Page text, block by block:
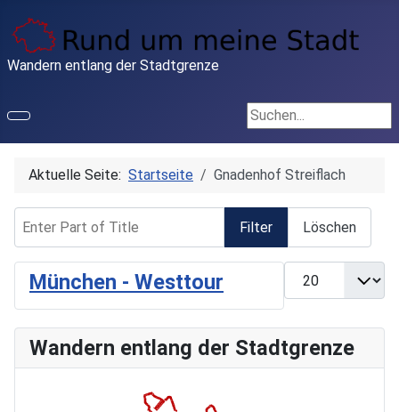
Wandern entlang der Stadtgrenze
Suchen...
Aktuelle Seite: Startseite Gnadenhof Streiflach
Enter Part of Title
Filter Löschen
Anzeige #
München - Westtour
Wandern entlang der Stadtgrenze